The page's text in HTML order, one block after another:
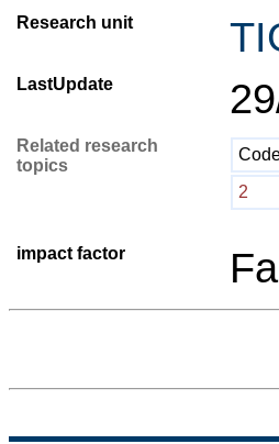
Research unit
LastUpdate
Related research
topics
2
impact factor